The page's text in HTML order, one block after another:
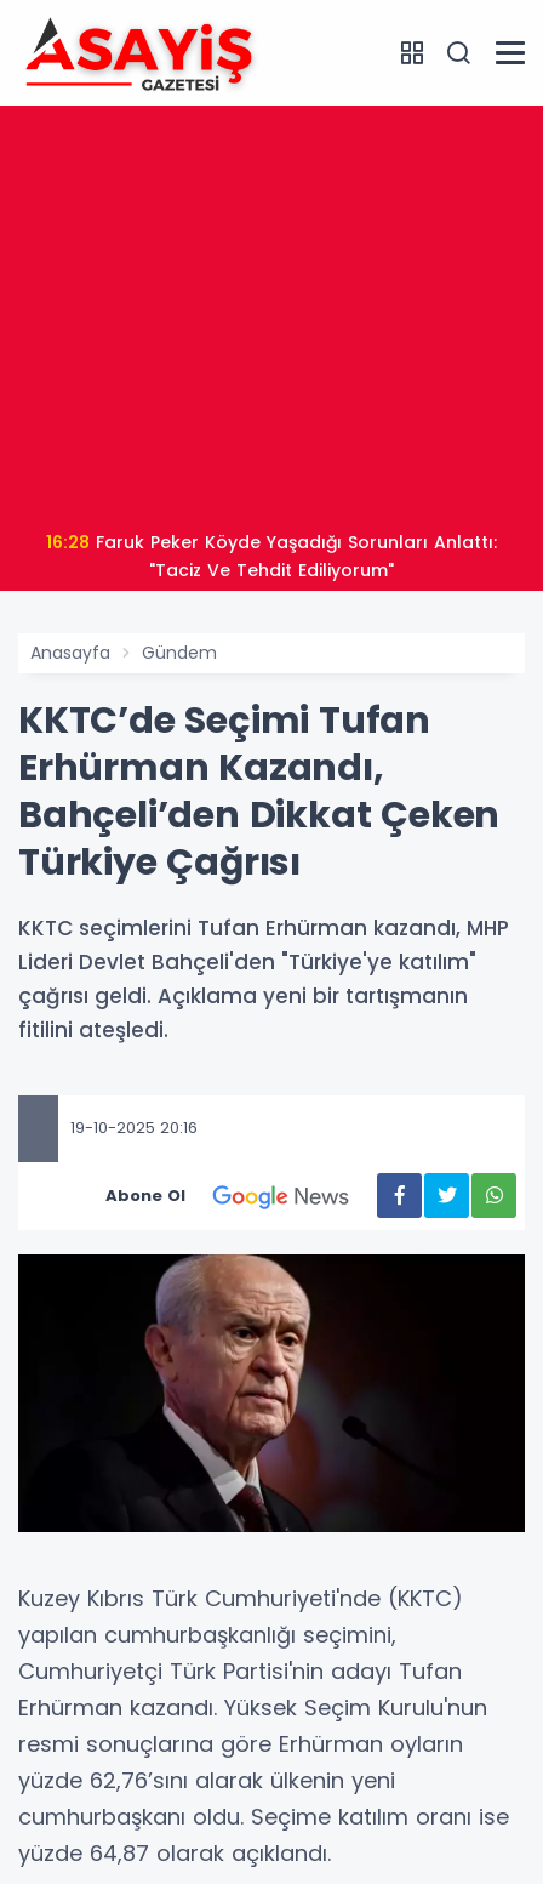
16:28
"Taciz Ve Tehdit Ediliyorum"
Anasayfa Gündem
KKTC’de Seçimi Tufan
Erhürman Kazandı,
Bahçeli’den Dikkat Çeken
Türkiye Çağrısı
KKTC seçimlerini Tufan Erhürman kazandı, MHP
Lideri Devlet Bahçeli'den "Türkiye'ye katılım"
çağrısı geldi. Açıklama yeni bir tartışmanın
fitilini ateşledi.
19-10-2025 20:16
Abone Ol
Kuzey Kıbrıs Türk Cumhuriyeti'nde (KKTC)
yapılan cumhurbaşkanlığı seçimini,
Cumhuriyetçi Türk Partisi'nin adayı Tufan
Erhürman kazandı. Yüksek Seçim Kurulu'nun
resmi sonuçlarına göre Erhürman oyların
yüzde 62,76’sını alarak ülkenin yeni
cumhurbaşkanı oldu. Seçime katılım oranı ise
yüzde 64,87 olarak açıklandı.